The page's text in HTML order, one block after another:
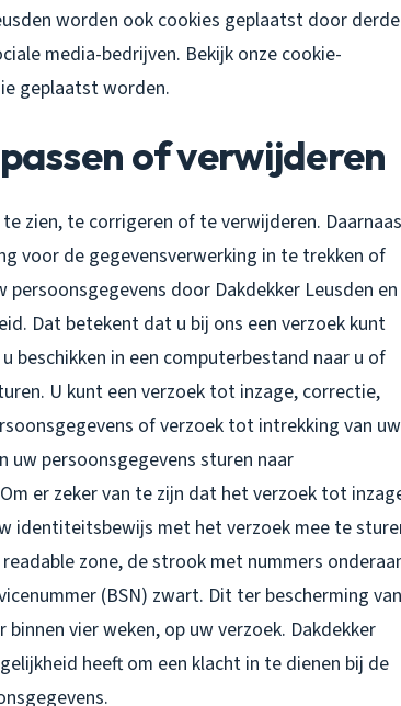
worden ook cookies geplaatst door
media-bedrijven. Bekijk onze cookie-
geplaatst worden.
of verwijderen
zien, te corrigeren of te verwijderen.
voor de gegevensverwerking in te trekken of
door Dakdekker Leusden en
Dat betekent dat u bij ons een verzoek kunt
beschikken in een computerbestand naar u of
U kunt een verzoek tot inzage, correctie,
of verzoek tot intrekking van uw
uw persoonsgegevens sturen naar
er zeker van te zijn dat het verzoek tot
identiteitsbewijs met het verzoek mee te
zone, de strook met nummers
(BSN) zwart. Dit ter bescherming van
vier weken, op uw verzoek. Dakdekker
heeft om een klacht in te dienen bij de